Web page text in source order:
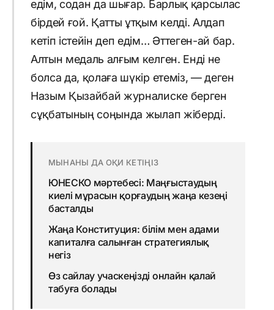
едім, содан да шығар. Барлық қарсылас
бірдей ғой. Қатты ұтқым келді. Алдап
кетіп істейін деп едім… Әттеген-ай бар.
Алтын медаль алғым келген. Енді не
болса да, қолаға шүкір етеміз, — деген
Назым Қызайбай журналиске берген
сұқбатының соңында жылап жіберді.
МЫНАНЫ ДА ОҚИ КЕТІҢІЗ
ЮНЕСКО мәртебесі: Маңғыстаудың
киелі мұрасын қорғаудың жаңа кезеңі
басталды
Жаңа Конституция: білім мен адами
капиталға салынған стратегиялық
негіз
Өз сайлау учаскеңізді онлайн қалай
табуға болады